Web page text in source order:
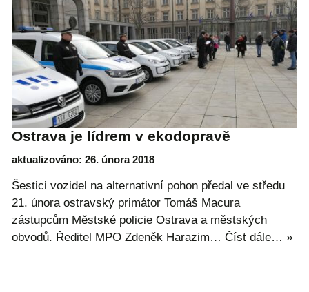
Ostrava je lídrem v ekodopravě
aktualizováno: 26. února 2018
Šestici vozidel na alternativní pohon předal ve středu
21. února ostravský primátor Tomáš Macura
zástupcům Městské policie Ostrava a městských
obvodů. Ředitel MPO Zdeněk Harazim… Číst dále… »